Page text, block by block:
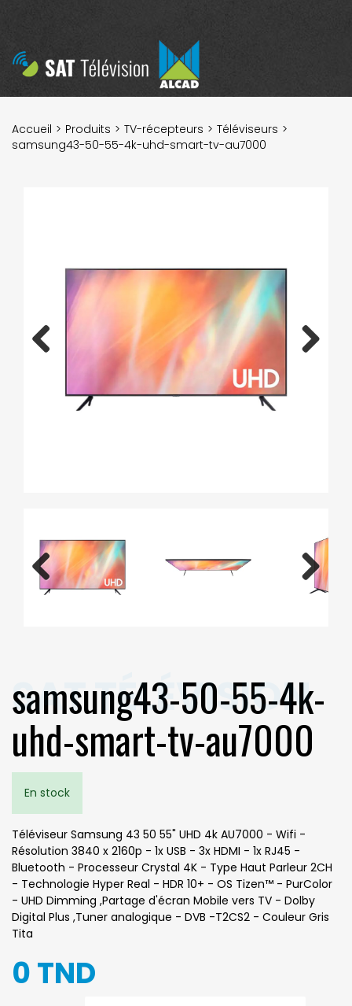
Accueil Produits TV-récepteurs
Téléviseurs
samsung43-50-55-4k-uhd-smart-tv-au7000
Previous Next
samsung43-50-55-4k-
uhd-smart-tv-au7000
En stock
Téléviseur Samsung 43 50 55" UHD 4k AU7000 - Wifi -
Résolution 3840 x 2160p - 1x USB - 3x HDMI - 1x RJ45 -
Bluetooth - Processeur Crystal 4K - Type Haut Parleur 2CH
- Technologie Hyper Real - HDR 10+ - OS Tizen™ - PurColor
- UHD Dimming ,Partage d'écran Mobile vers TV - Dolby
Digital Plus ,Tuner analogique - DVB -T2CS2 - Couleur Gris
Tita
0 TND